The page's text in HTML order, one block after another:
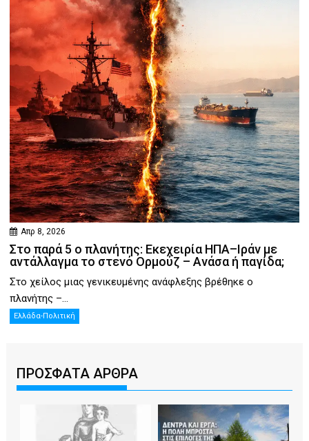
Απρ 8, 2026
Στο παρά 5 ο πλανήτης: Εκεχειρία ΗΠΑ–Ιράν με
αντάλλαγμα το στενό Ορμούζ – Ανάσα ή παγίδα;
Στο χείλος μιας γενικευμένης ανάφλεξης βρέθηκε ο
πλανήτης –...
Ελλάδα-Πολιτική
ΠΡΟΣΦΑΤΑ ΑΡΘΡΑ